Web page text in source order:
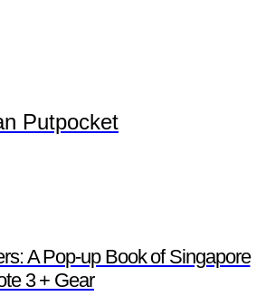
Putpocket
A Pop-up Book of Singapore
3 + Gear